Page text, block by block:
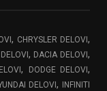
, CHRYSLER DELOVI ,
, DACIA DELOVI ,
, DODGE DELOVI,
DELOVI ,
INFINITI